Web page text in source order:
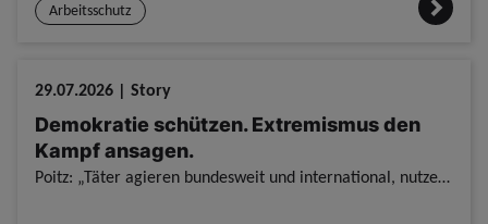
Arbeitsschutz
29.07.2026 | Story
Demokratie schützen. Extremismus den
Kampf ansagen.
Poitz: „Täter agieren bundesweit und international, nutzen den virtuellen Raum und vernetzen sich über Länder- und Staatsgrenzen hinweg, Zuständigkeiten interessieren nicht. Teile unseres bewährten Fö